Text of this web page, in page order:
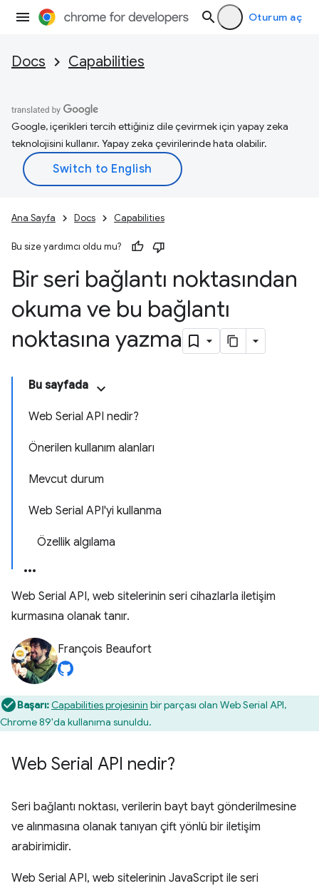
Oturum aç
Docs Capabilities
Google, içerikleri tercih ettiğiniz dile çevirmek için yapay zeka
teknolojisini kullanır. Yapay zeka çevirilerinde hata olabilir.
Ana Sayfa Docs Capabilities
Bu size yardımcı oldu mu?
Bir seri bağlantı noktasından
okuma ve bu bağlantı
noktasına yazma
Bu sayfada
Web Serial API nedir?
Önerilen kullanım alanları
Mevcut durum
Web Serial API'yi kullanma
Özellik algılama
Web Serial API, web sitelerinin seri cihazlarla iletişim
kurmasına olanak tanır.
François Beaufort
Başarı:Capabilities projesinin bir parçası olan Web Serial API,
Chrome 89'da kullanıma sunuldu.
Web Serial API nedir?
Seri bağlantı noktası, verilerin bayt bayt gönderilmesine
ve alınmasına olanak tanıyan çift yönlü bir iletişim
arabirimidir.
Web Serial API, web sitelerinin JavaScript ile seri